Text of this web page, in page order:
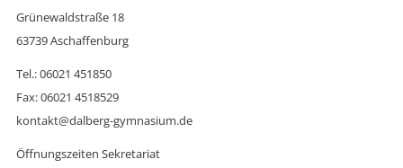
Grünewaldstraße 18
63739 Aschaffenburg
Tel.: 06021 451850
Fax: 06021 4518529
kontakt@dalberg-gymnasium.de
Öffnungszeiten Sekretariat